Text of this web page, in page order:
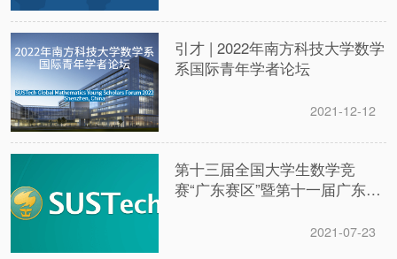
引才 | 2022年南方科技大学数学
系国际青年学者论坛
2021-12-12
第十三届全国大学生数学竞
赛“广东赛区”暨第十一届广东省
2021-07-23